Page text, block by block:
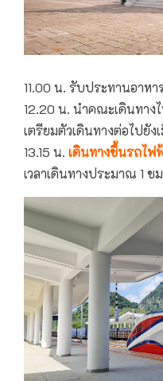
11.00 น. รับประทานอาหา
12.20 น. นำคณะเดินทาง
เตรียมตัวเดินทางต่อไปยังเ
13.15 น. เดินทางขึ้นรถไฟ
เวลาเดินทางประมาณ 1 ช